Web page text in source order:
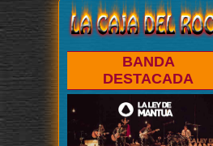
BANDA
DESTACADA